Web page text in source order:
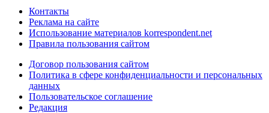
Контакты
Реклама на сайте
Использование материалов korrespondent.net
Правила пользования сайтом
Договор пользования сайтом
Политика в сфере конфиденциальности и персональных
данных
Пользовательское соглашение
Редакция